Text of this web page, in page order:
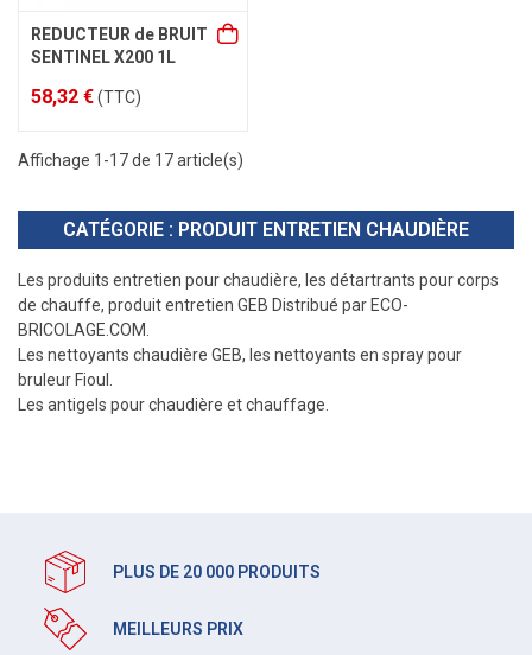
REDUCTEUR de BRUIT
SENTINEL X200 1L
58,32 €(TTC)
Affichage 1-17 de 17 article(s)
CATÉGORIE : PRODUIT ENTRETIEN CHAUDIÈRE
Les produits entretien pour chaudière, les détartrants pour corps
de chauffe, produit entretien GEB Distribué par ECO-
BRICOLAGE.COM.
Les nettoyants chaudière GEB, les nettoyants en spray pour
bruleur Fioul.
Les antigels pour chaudière et chauffage.
PLUS DE 20 000 PRODUITS
MEILLEURS PRIX